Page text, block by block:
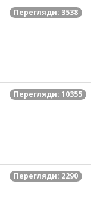
Перегляди: 3538
Перегляди: 10355
Перегляди: 2290